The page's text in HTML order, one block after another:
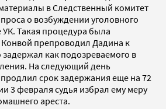
в Следственный комитет
о возбуждении уголовного
УК. Такая процедура была
препроводил Дадина к
задержал как подозреваемого в
На следующий день
срок задержания еще на 72
3 февраля судья избрал ему меру
ареста.